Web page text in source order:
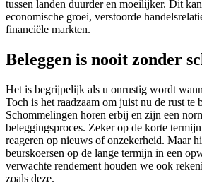
tussen landen duurder en moeilijker. Dit
economische groei, verstoorde
financiële markten.
Beleggen is nooit zonder
Het is begrijpelijk als u onrustig wordt
Toch is het raadzaam om juist nu de rust te
Schommelingen horen erbij en zijn een
beleggingsproces. Zeker op de korte
reageren op nieuws of onzekerheid. Maar
beurskoersen op de lange termijn in een
verwachte rendement houden we ook
zoals deze.